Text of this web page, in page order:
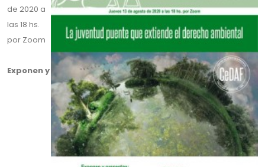
de 2020 a
las 18 hs.
por Zoom
Exponen y